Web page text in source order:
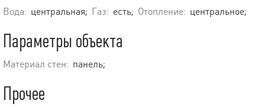
Вода: центральная; Газ: есть; Отопление: центральное;
Параметры объекта
Материал стен: панель;
Прочее